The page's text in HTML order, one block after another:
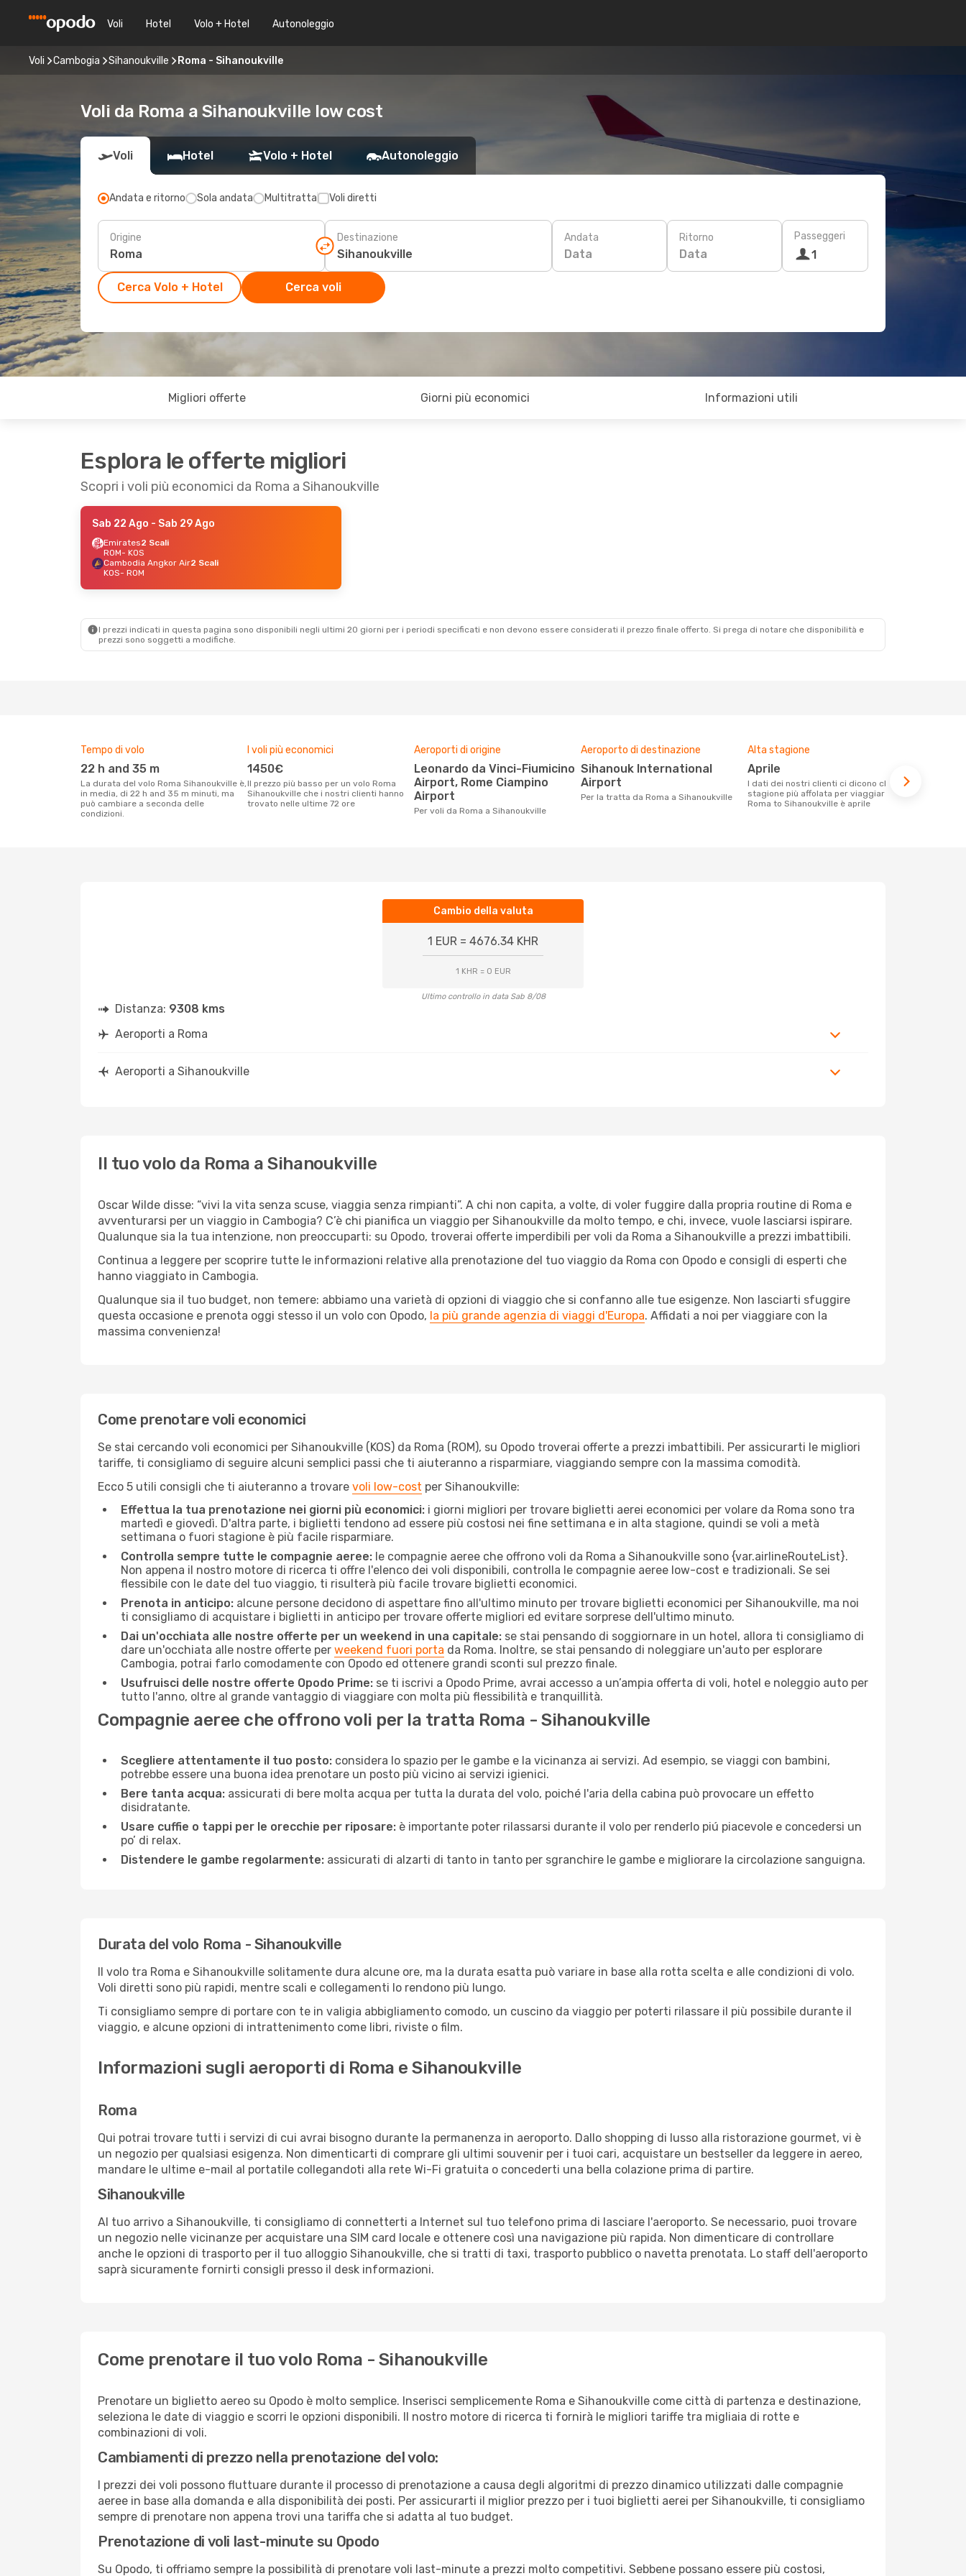
Voli Hotel Volo + Hotel Autonoleggio
Voli Cambogia Sihanoukville Roma - Sihanoukville
Voli da Roma a Sihanoukville low cost
Voli Hotel Volo + Hotel Autonoleggio
Andata e ritorno Sola andata Multitratta Voli diretti
Origine Destinazione Andata
Data
Ritorno
Data
Passeggeri
1
Cerca Volo + Hotel Cerca voli
Migliori offerte Giorni più economici Informazioni utili
Esplora le offerte migliori
Scopri i voli più economici da Roma a Sihanoukville
Sab 22 Ago - Sab 29 Ago
Emirates2 Scali
ROM- KOS
Cambodia Angkor Air2 Scali
KOS- ROM
I prezzi indicati in questa pagina sono disponibili negli ultimi 20 giorni per i periodi specificati e non devono essere considerati il ​​prezzo finale offerto. Si prega di notare che disponibilità e
prezzi sono soggetti a modifiche.
Tempo di volo
22 h and 35 m
La durata del volo Roma Sihanoukville è,
in media, di 22 h and 35 m minuti, ma
può cambiare a seconda delle
condizioni.
I voli più economici
1450€
Il prezzo più basso per un volo Roma
Sihanoukville che i nostri clienti hanno
trovato nelle ultime 72 ore
Aeroporti di origine
Leonardo da Vinci-Fiumicino
Airport, Rome Ciampino
Airport
Per voli da Roma a Sihanoukville
Aeroporto di destinazione
Sihanouk International
Airport
Per la tratta da Roma a Sihanoukville
Alta stagione
aprile
I dati dei nostri clienti ci dicono che la
stagione più affolata per viaggiare da
Roma to Sihanoukville è aprile
Cambio della valuta
1 EUR = 4676.34 KHR
1 KHR = 0 EUR
Ultimo controllo in data Sab 8/08
Distanza: 9308 kms
Aeroporti a Roma
Aeroporti a Sihanoukville
Il tuo volo da Roma a Sihanoukville
Oscar Wilde disse: “vivi la vita senza scuse, viaggia senza rimpianti”. A chi non capita, a volte, di voler fuggire dalla propria routine di Roma e
avventurarsi per un viaggio in Cambogia? C’è chi pianifica un viaggio per Sihanoukville da molto tempo, e chi, invece, vuole lasciarsi ispirare.
Qualunque sia la tua intenzione, non preoccuparti: su Opodo, troverai offerte imperdibili per voli da Roma a Sihanoukville a prezzi imbattibili.
Continua a leggere per scoprire tutte le informazioni relative alla prenotazione del tuo viaggio da Roma con Opodo e consigli di esperti che
hanno viaggiato in Cambogia.
Qualunque sia il tuo budget, non temere: abbiamo una varietà di opzioni di viaggio che si confanno alle tue esigenze. Non lasciarti sfuggire
questa occasione e prenota oggi stesso il un volo con Opodo, la più grande agenzia di viaggi d'Europa. Affidati a noi per viaggiare con la
massima convenienza!
Come prenotare voli economici
Se stai cercando voli economici per Sihanoukville (KOS) da Roma (ROM), su Opodo troverai offerte a prezzi imbattibili. Per assicurarti le migliori
tariffe, ti consigliamo di seguire alcuni semplici passi che ti aiuteranno a risparmiare, viaggiando sempre con la massima comodità.
Ecco 5 utili consigli che ti aiuteranno a trovare voli low-cost per Sihanoukville:
Effettua la tua prenotazione nei giorni più economici: i giorni migliori per trovare biglietti aerei economici per volare da Roma sono tra
martedì e giovedì. D'altra parte, i biglietti tendono ad essere più costosi nei fine settimana e in alta stagione, quindi se voli a metà
settimana o fuori stagione è più facile risparmiare.
Controlla sempre tutte le compagnie aeree: le compagnie aeree che offrono voli da Roma a Sihanoukville sono {​var.airlineRouteList}.
Non appena il nostro motore di ricerca ti offre l'elenco dei voli disponibili, controlla le compagnie aeree low-cost e tradizionali. Se sei
flessibile con le date del tuo viaggio, ti risulterà più facile trovare biglietti economici.
Prenota in anticipo: alcune persone decidono di aspettare fino all'ultimo minuto per trovare biglietti economici per Sihanoukville, ma noi
ti consigliamo di acquistare i biglietti in anticipo per trovare offerte migliori ed evitare sorprese dell'ultimo minuto.
Dai un'occhiata alle nostre offerte per un weekend in una capitale: se stai pensando di soggiornare in un hotel, allora ti consigliamo di
dare un'occhiata alle nostre offerte per weekend fuori porta da Roma. Inoltre, se stai pensando di noleggiare un'auto per esplorare
Cambogia, potrai farlo comodamente con Opodo ed ottenere grandi sconti sul prezzo finale.
Usufruisci delle nostre offerte Opodo Prime: se ti iscrivi a Opodo Prime, avrai accesso a un’ampia offerta di voli, hotel e noleggio auto per
tutto l'anno, oltre al grande vantaggio di viaggiare con molta più flessibilità e tranquillità.
Compagnie aeree che offrono voli per la tratta Roma - Sihanoukville
Scegliere attentamente il tuo posto: considera lo spazio per le gambe e la vicinanza ai servizi. Ad esempio, se viaggi con bambini,
potrebbe essere una buona idea prenotare un posto più vicino ai servizi igienici.
Bere tanta acqua: assicurati di bere molta acqua per tutta la durata del volo, poiché l'aria della cabina può provocare un effetto
disidratante.
Usare cuffie o tappi per le orecchie per riposare: è importante poter rilassarsi durante il volo per renderlo piú piacevole e concedersi un
po’ di relax.
Distendere le gambe regolarmente: assicurati di alzarti di tanto in tanto per sgranchire le gambe e migliorare la circolazione sanguigna.
Durata del volo Roma - Sihanoukville
Il volo tra Roma e Sihanoukville solitamente dura alcune ore, ma la durata esatta può variare in base alla rotta scelta e alle condizioni di volo.
Voli diretti sono più rapidi, mentre scali e collegamenti lo rendono più lungo.
Ti consigliamo sempre di portare con te in valigia abbigliamento comodo, un cuscino da viaggio per poterti rilassare il più possibile durante il
viaggio, e alcune opzioni di intrattenimento come libri, riviste o film.
Informazioni sugli aeroporti di Roma e Sihanoukville
Roma
Qui potrai trovare tutti i servizi di cui avrai bisogno durante la permanenza in aeroporto. Dallo shopping di lusso alla ristorazione gourmet, vi è
un negozio per qualsiasi esigenza. Non dimenticarti di comprare gli ultimi souvenir per i tuoi cari, acquistare un bestseller da leggere in aereo,
mandare le ultime e-mail al portatile collegandoti alla rete Wi-Fi gratuita o concederti una bella colazione prima di partire.
Sihanoukville
Al tuo arrivo a Sihanoukville, ti consigliamo di connetterti a Internet sul tuo telefono prima di lasciare l'aeroporto. Se necessario, puoi trovare
un negozio nelle vicinanze per acquistare una SIM card locale e ottenere così una navigazione più rapida. Non dimenticare di controllare
anche le opzioni di trasporto per il tuo alloggio Sihanoukville, che si tratti di taxi, trasporto pubblico o navetta prenotata. Lo staff dell'aeroporto
saprà sicuramente fornirti consigli presso il desk informazioni.
Come prenotare il tuo volo Roma - Sihanoukville
Prenotare un biglietto aereo su Opodo è molto semplice. Inserisci semplicemente Roma e Sihanoukville come città di partenza e destinazione,
seleziona le date di viaggio e scorri le opzioni disponibili. Il nostro motore di ricerca ti fornirà le migliori tariffe tra migliaia di rotte e
combinazioni di voli.
Cambiamenti di prezzo nella prenotazione del volo:
I prezzi dei voli possono fluttuare durante il processo di prenotazione a causa degli algoritmi di prezzo dinamico utilizzati dalle compagnie
aeree in base alla domanda e alla disponibilità dei posti. Per assicurarti il miglior prezzo per i tuoi biglietti aerei per Sihanoukville, ti consigliamo
sempre di prenotare non appena trovi una tariffa che si adatta al tuo budget.
Prenotazione di voli last-minute su Opodo
Su Opodo, ti offriamo sempre la possibilità di prenotare voli last-minute a prezzi molto competitivi. Sebbene possano essere più costosi,